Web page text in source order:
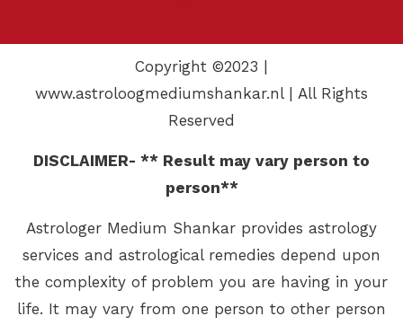
Copyright ©2023 |
www.astroloogmediumshankar.nl | All Rights
Reserved
DISCLAIMER- ** Result may vary person to
person**
Astrologer Medium Shankar provides astrology
services and astrological remedies depend upon
the complexity of problem you are having in your
life. It may vary from one person to other person